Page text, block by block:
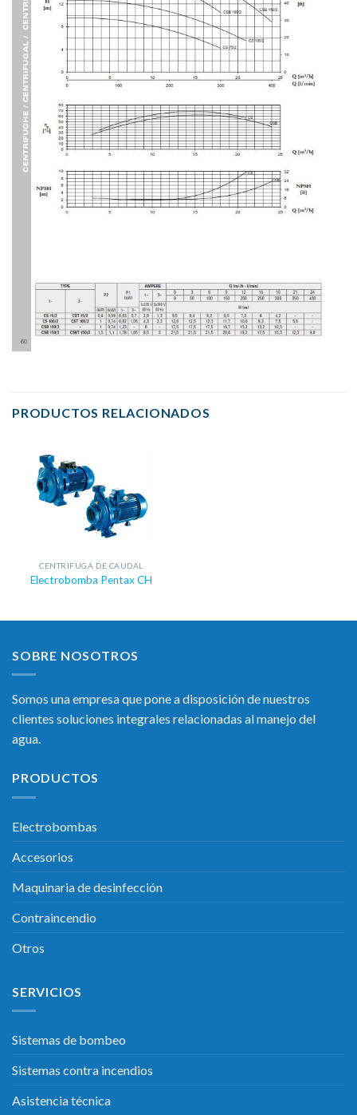
PRODUCTOS RELACIONADOS
CENTRIFUGA DE CAUDAL
Electrobomba Pentax CH
SOBRE NOSOTROS
Somos una empresa que pone a disposición de nuestros
clientes soluciones integrales relacionadas al manejo del
agua.
PRODUCTOS
Electrobombas
Accesorios
Maquinaria de desinfección
Contraincendio
Otros
SERVICIOS
Sistemas de bombeo
Sistemas contra incendios
Asistencia técnica